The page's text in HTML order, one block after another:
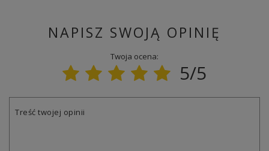
NAPISZ SWOJĄ OPINIĘ
Twoja ocena:
5/5
Treść twojej opinii